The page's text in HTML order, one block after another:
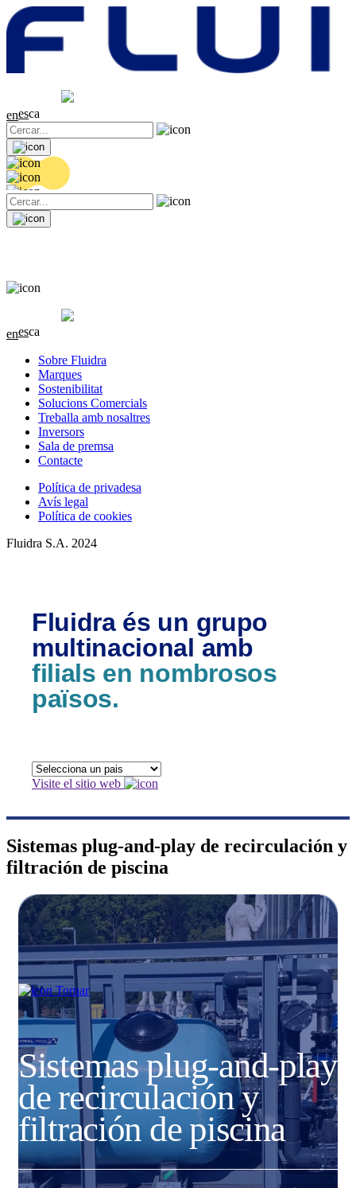
0.04 (+0.2%)
enesca
0.04 (+0.2%)
enesca
Sobre Fluidra
Marques
Sostenibilitat
Solucions Comercials
Treballa amb nosaltres
Inversors
Sala de premsa
Contacte
Política de privadesa
Avís legal
Política de cookies
Fluidra S.A. 2024
Fluidra és un grupo
multinacional amb
filials en nombrosos
països.
Visite el sitio web
Sistemas plug-and-play de recirculación y
filtración de piscina
Tornar
Sistemas plug-and-play
de recirculación y
filtración de piscina